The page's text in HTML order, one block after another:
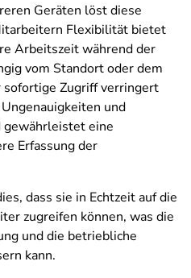
Geräten löst diese
Flexibilität bietet
Arbeitszeit während der
vom Standort oder dem
Zugriff verringert
und
gewährleistet eine
Erfassung der
dass sie in Echtzeit auf die
zugreifen können, was die
und die betriebliche
kann.